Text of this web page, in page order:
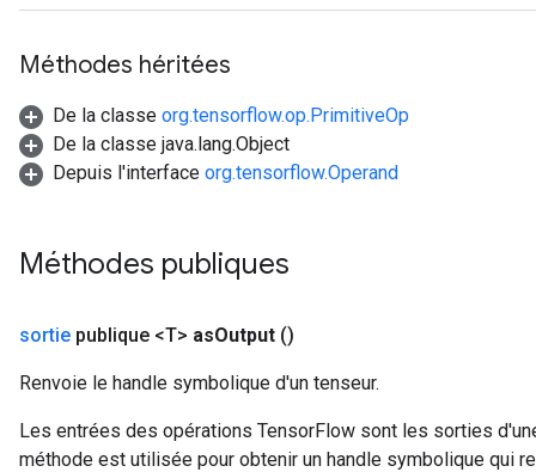
Méthodes héritées
De la classe org.tensorflow.op.PrimitiveOp
De la classe java.lang.Object
Depuis l'interface org.tensorflow.Operand
Méthodes publiques
sortie publique <T> asOutput ()
Renvoie le handle symbolique d'un tenseur.
Les entrées des opérations TensorFlow sont les sorties
méthode est utilisée pour obtenir un handle symbolique qui